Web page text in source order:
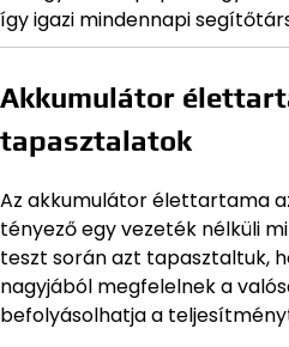
így igazi mindennapi
Akkumulátor
tapasztalatok
Az akkumulátor élettartama
tényező egy vezeték nélküli
teszt során azt tapasztaltuk,
nagyjából megfelelnek a
befolyásolhatja a